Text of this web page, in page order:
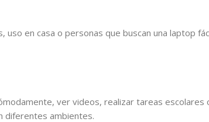
en casa o personas que buscan una laptop
ver videos, realizar tareas escolares
diferentes ambientes.